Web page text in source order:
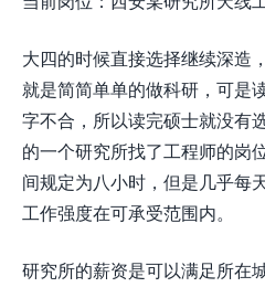
大四的时候直接选择继续深造
就是简简单单的做科研，可是
字不合，所以读完硕士就没有
的一个研究所找了工程师的岗
间规定为八小时，但是几乎每
工作强度在可承受范围内。
研究所的薪资是可以满足所在